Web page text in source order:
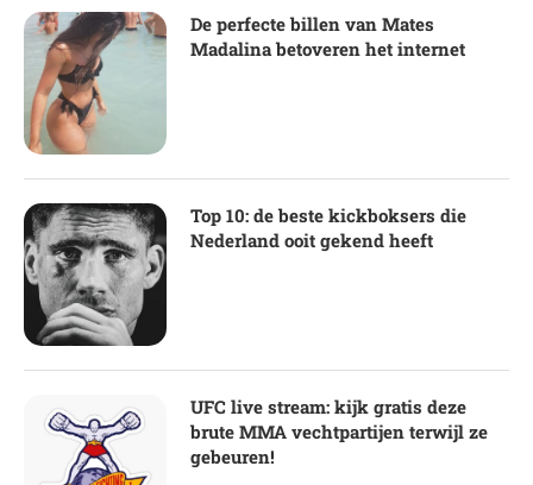
De perfecte billen van Mates
Madalina betoveren het internet
Top 10: de beste kickboksers die
Nederland ooit gekend heeft
UFC live stream: kijk gratis deze
brute MMA vechtpartijen terwijl ze
gebeuren!